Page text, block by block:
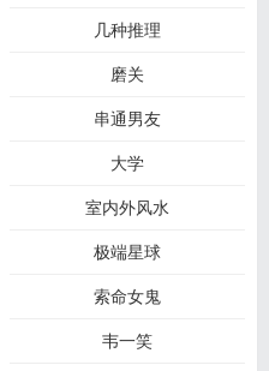
几种推理
磨关
串通男友
大学
室内外风水
极端星球
索命女鬼
韦一笑